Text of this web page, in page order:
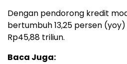
Dengan pendorong kredit
bertumbuh 13,25 persen
Rp45,88 triliun.
Baca Juga: